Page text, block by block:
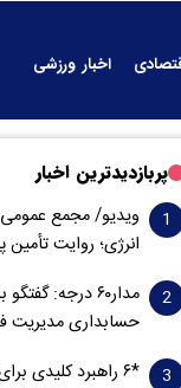
اخبار ورزشی
پربازدیدترین اخبار
ویدیو/ مجمع عمومی
انرژی؛ روایت تأمین
مدار‌۶٠ درجه:
حسابداری مدیریت
*۶ راهبرد کلیدی برای تحول در گروه فولاد مبارکه*